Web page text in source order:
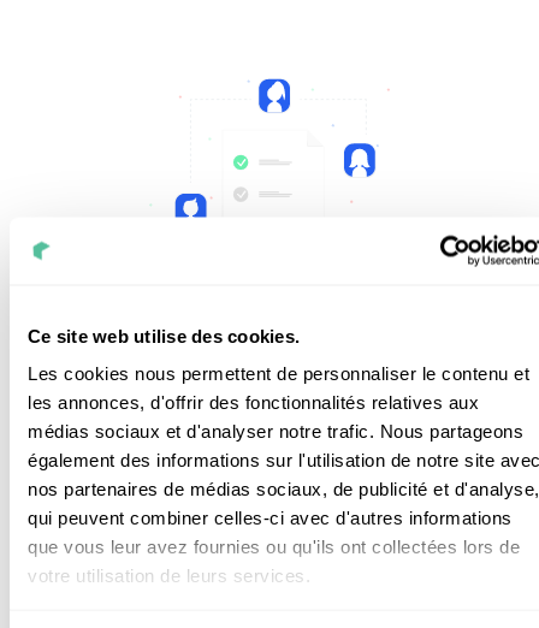
Ce site web utilise des cookies.
Les cookies nous permettent de personnaliser le contenu et
les annonces, d'offrir des fonctionnalités relatives aux
médias sociaux et d'analyser notre trafic. Nous partageons
également des informations sur l'utilisation de notre site
nos partenaires de médias sociaux, de publicité et d'analyse,
qui peuvent combiner celles-ci avec d'autres informations
que vous leur avez fournies ou qu'ils ont collectées lors de
votre utilisation de leurs services.
Suivi de votre dossier assurance
Si votre installation a subi des dommages
(tempête, orage, bris de glace...) ou si elle
présente des malfaçons, nous prenons en
charge toutes les démarches auprès des
assurances (garantie décennale ou assurance